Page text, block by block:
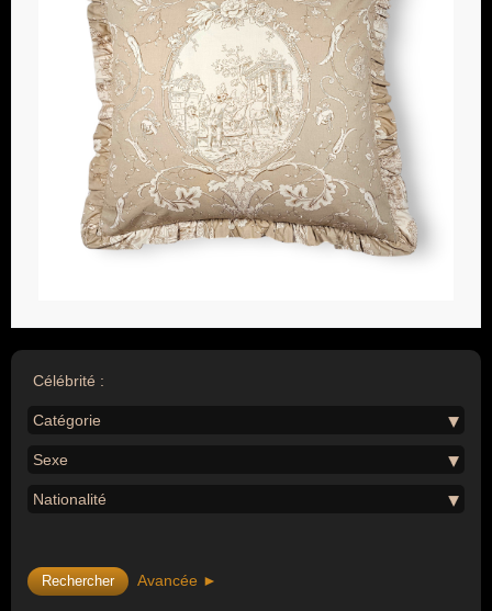
Célébrité :
Catégorie
Sexe
Nationalité
Avancée ►